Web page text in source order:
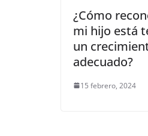
¿Cómo
mi hijo está
un
adecuado?
15 febrero, 2024